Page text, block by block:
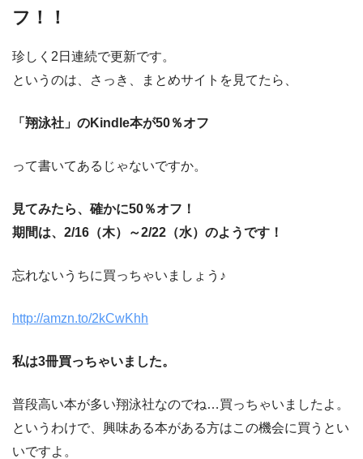
フ！！
珍しく2日連続で更新です。
というのは、さっき、まとめサイトを見てたら、
「翔泳社」のKindle本が50％オフ
って書いてあるじゃないですか。
見てみたら、確かに50％オフ！
期間は、2/16（木）～2/22（水）のようです！
忘れないうちに買っちゃいましょう♪
http://amzn.to/2kCwKhh
私は3冊買っちゃいました。
普段高い本が多い翔泳社なのでね…買っちゃいましたよ。
というわけで、興味ある本がある方はこの機会に買うとい
いですよ。